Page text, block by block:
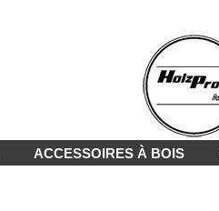
ACCESSOIRES À BOIS